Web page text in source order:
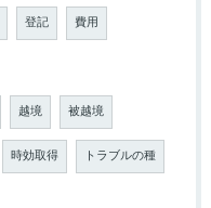
登記 費用
越境 被越境
時効取得 トラブルの種